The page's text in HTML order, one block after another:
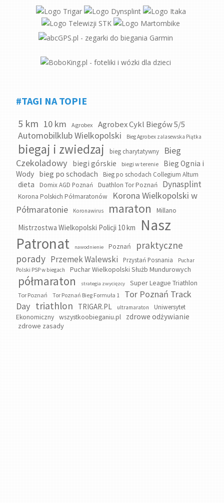
#TAGI NA TOPIE
5 km 10 km Agrobex Agrobex Cykl Biegów 5/5
Automobilklub Wielkopolski Bieg Agrobex zalasewska Piątka
biegaj i zwiedzaj bieg charytatywny
Bieg
Czekoladowy
biegi górskie biegi w terenie
Bieg Ognia i
Wody bieg po schodach Bieg po schodach Collegium Altum
dieta Domix AGD Poznań Duathlon Tor Poznań Dynasplint
Korona Polskich Półmaratonów
Korona Wielkopolski w
Półmaratonie
Koronawirus maraton Millano
Mistrzostwa Wielkopolski Policji 10 km
Nasz
Patronat
nawodnienie Poznań
praktyczne
porady Przemek Walewski Przystań Posnania
Puchar
Polski PSP w biegach
Puchar Wielkopolski Służb Mundurowych
półmaraton strategia zwycięzcy Super League Triathlon
Tor Poznań Tor Poznań Bieg Formuła 1
Tor Poznań Track
Day triathlon TRIGAR.PL ultramaraton
Uniwersytet
Ekonomiczny
wszystkoobieganiu.pl zdrowe odżywianie
zdrowe zasady